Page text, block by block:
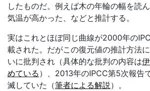
したものだ。例えば木の年輪の幅を読
気温が高かった、などと推計する。
実はこれとほぼ同じ曲線が2000年の
載された。だがこの復元値の推計方法
いに批判され（具体的な批判の内容は
めている ）、 2013年のIPCC第5次報告
滅していた（筆者による解説）。